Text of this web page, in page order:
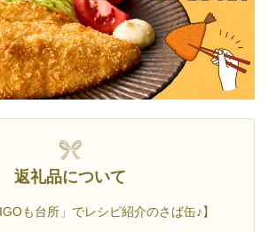
返礼品について
も台所」でレシピ紹介のさば缶♪】